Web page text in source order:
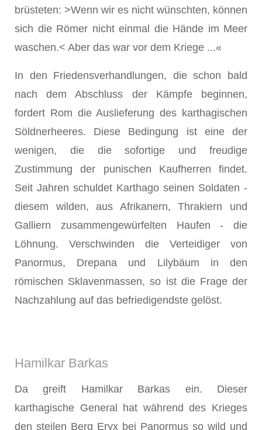
brüsteten: >Wenn wir es nicht wünschten, können
sich die Römer nicht einmal die Hände im Meer
waschen.< Aber das war vor dem Kriege ...«
In den Friedensverhandlungen, die schon bald
nach dem Abschluss der Kämpfe beginnen,
fordert Rom die Auslieferung des karthagischen
Söldnerheeres. Diese Bedingung ist eine der
wenigen, die die sofortige und freudige
Zustimmung der punischen Kaufherren findet.
Seit Jahren schuldet Karthago seinen Soldaten -
diesem wilden, aus Afrikanern, Thrakiern und
Galliern zusammengewürfelten Haufen - die
Löhnung. Verschwinden die Verteidiger von
Panormus, Drepana und Lilybäum in den
römischen Sklavenmassen, so ist die Frage der
Nachzahlung auf das befriedigendste gelöst.
Hamilkar Barkas
Da greift Hamilkar Barkas ein. Dieser
karthagische General hat während des Krieges
den steilen Berg Eryx bei Panormus so wild und